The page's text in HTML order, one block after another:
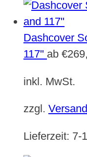
Dashcover
117" ab €
inkl. MwSt.
zzgl. Versand
Lieferzeit: 7-